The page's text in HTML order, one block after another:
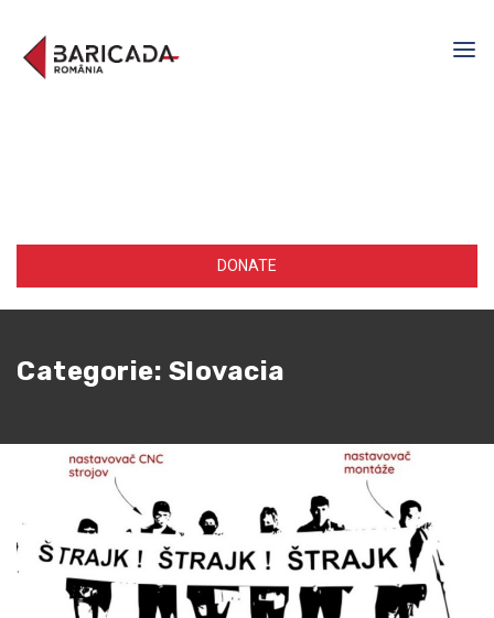
DONATE
Categorie: Slovacia